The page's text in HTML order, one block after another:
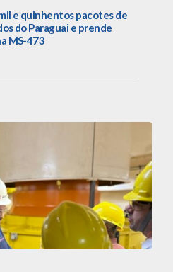
e quinhentos pacotes de
do Paraguai e prende
MS-473